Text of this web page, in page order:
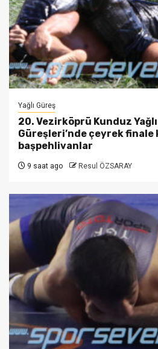
Yağlı Güreş
20. Vezirköprü Kunduz
Güreşleri’nde çeyrek finale
başpehlivanlar
9 saat ago Resul ÖZSARAY